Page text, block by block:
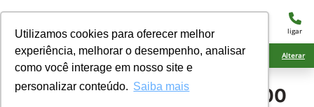
Utilizamos cookies para oferecer melhor
experiência, melhorar o desempenho, analisar
como você interage em nosso site e
personalizar conteúdo. Saiba mais
menu ligar
Ciarama Máquinas Amambai Alterar
John Deere Plantadeira 2100